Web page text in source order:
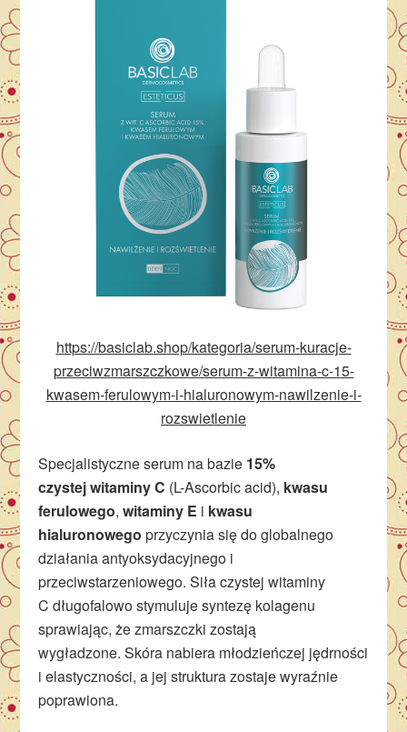
https://basiclab.shop/kategoria/serum-kuracje-
przeciwzmarszczkowe/serum-z-witamina-c-15-
kwasem-ferulowym-i-hialuronowym-nawilzenie-i-
rozswietlenie
Specjalistyczne serum na bazie 15%
czystejwitaminy C (L-Ascorbic acid), kwasu
ferulowego,witaminy E i kwasu
hialuronowego przyczynia się do globalnego
działania antyoksydacyjnego i
przeciwstarzeniowego. Siła czystej witaminy
C długofalowo stymuluje syntezę kolagenu
sprawiając, że zmarszczki zostają
wygładzone. Skóra nabiera młodzieńczej jędrności
i elastyczności, a jej struktura zostaje wyraźnie
poprawiona.